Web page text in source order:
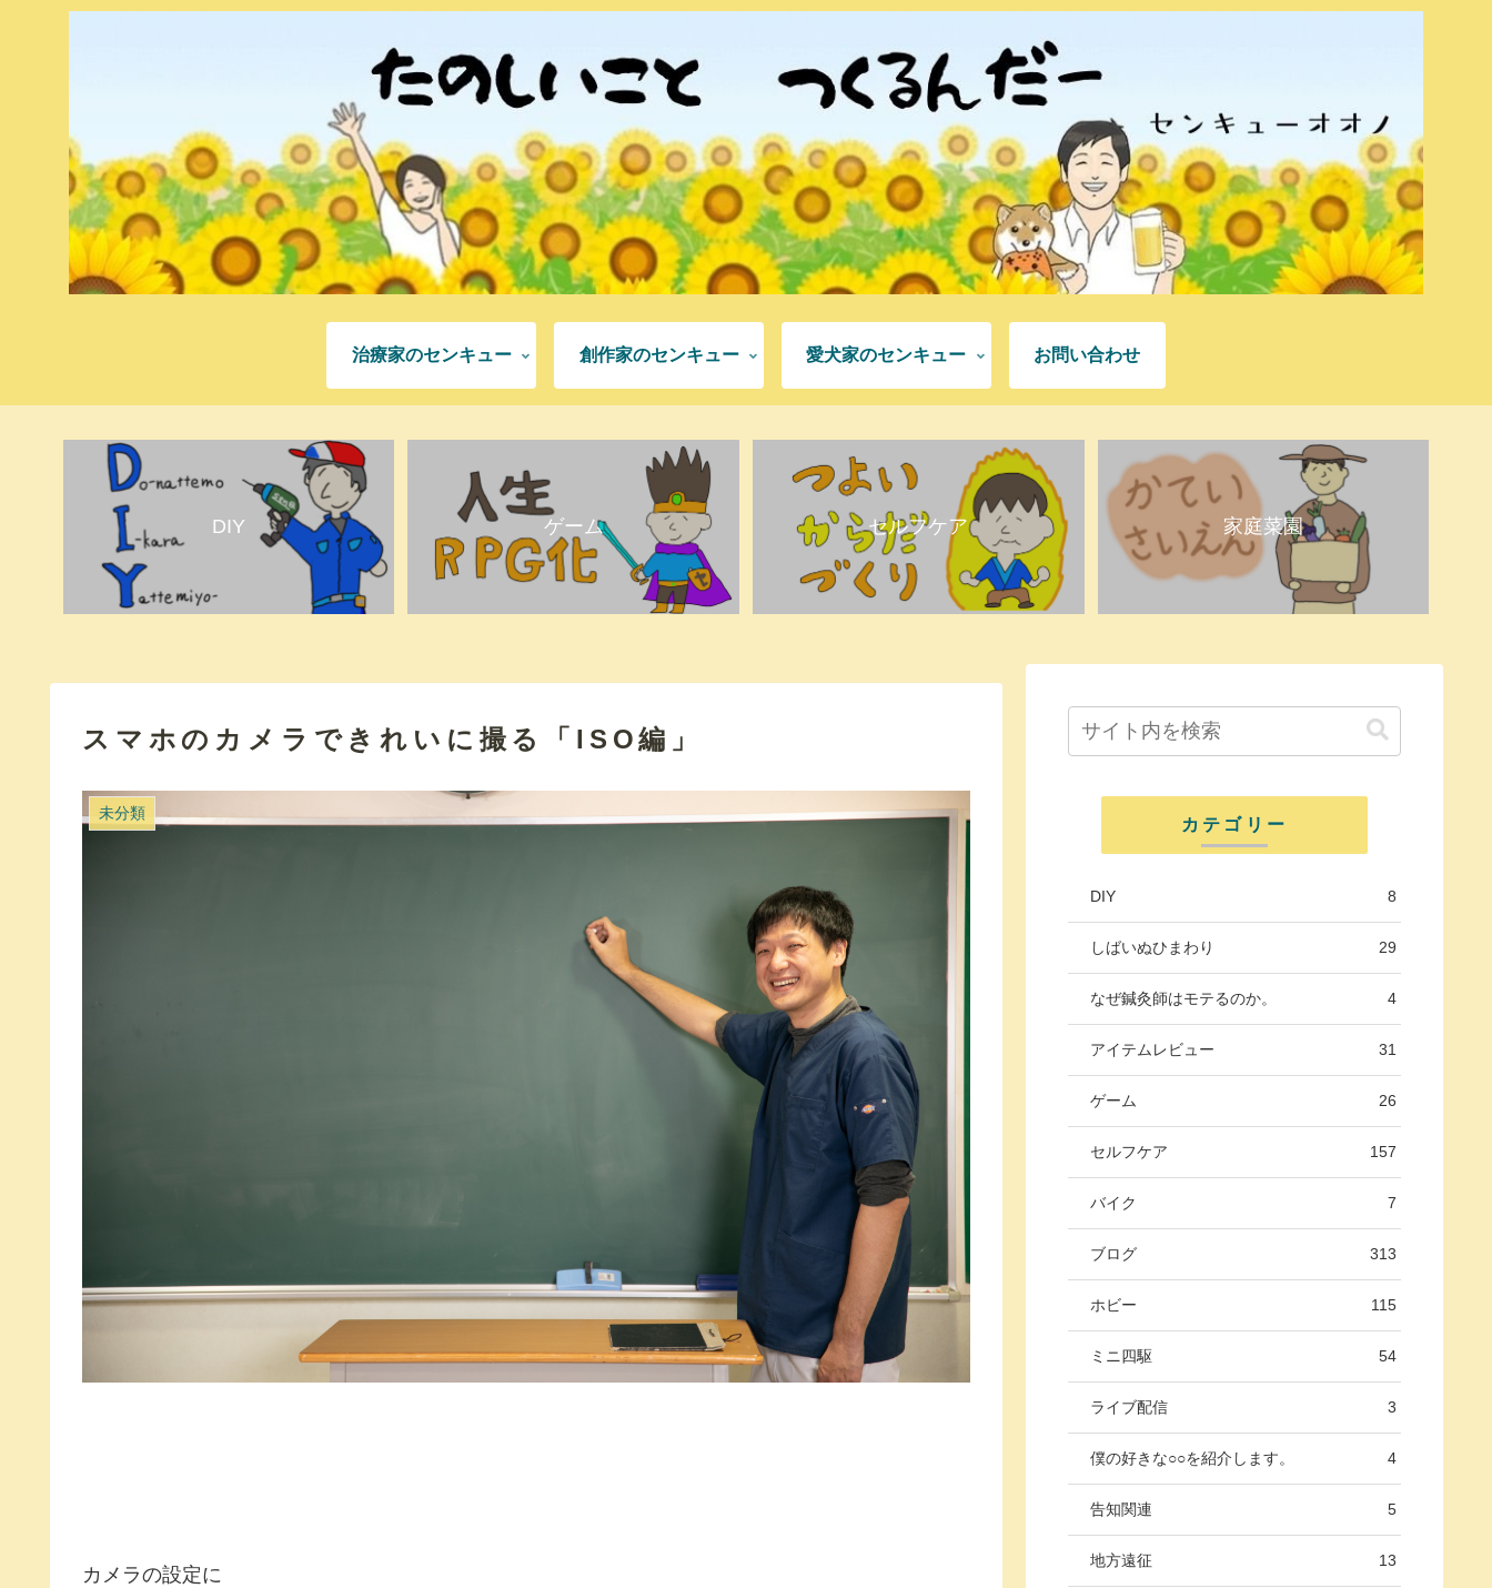
治療家のセンキュー 創作家のセンキュー 愛犬家のセンキュー お問い合わせ
DIY ゲーム セルフケア 家庭菜園
スマホのカメラできれいに撮る「ISO編」
未分類
カメラの設定に
カテゴリー
DIY 8
しばいぬひまわり 29
なぜ鍼灸師はモテるのか。 4
アイテムレビュー 31
ゲーム 26
セルフケア 157
バイク 7
ブログ 313
ホビー 115
ミニ四駆 54
ライブ配信 3
僕の好きな○○を紹介します。 4
告知関連 5
地方遠征 13